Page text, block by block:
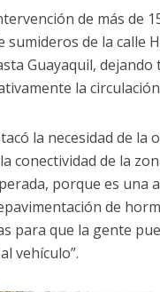
de más de
sumideros de la calle
Guayaquil,
la
la necesidad de
conectividad de la
porque es una
de
para que la gente
vehículo”.